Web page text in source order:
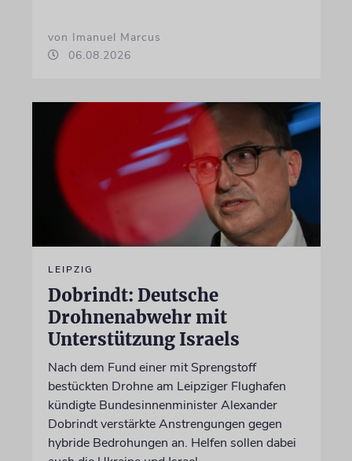
von Imanuel Marcus
06.08.2026
LEIPZIG
Dobrindt: Deutsche
Drohnenabwehr mit
Unterstützung Israels
Nach dem Fund einer mit Sprengstoff
bestückten Drohne am Leipziger Flughafen
kündigte Bundesinnenminister Alexander
Dobrindt verstärkte Anstrengungen gegen
hybride Bedrohungen an. Helfen sollen dabei